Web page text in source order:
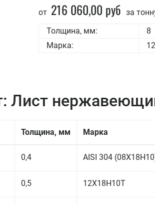
от 216 060,00 руб за
Толщина, мм:
8
Марка:
Лист
Толщина, мм Марка
0,4 AISI 304
0,5 12Х18Н10Т